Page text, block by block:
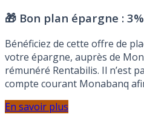
🎁 Bon plan épargne :
Bénéficiez de cette offre de
votre épargne, auprès de
rémunéré Rentabilis. Il n’est
compte courant Monabanq
En savoir plus